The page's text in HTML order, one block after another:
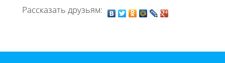
Рассказать друзьям: